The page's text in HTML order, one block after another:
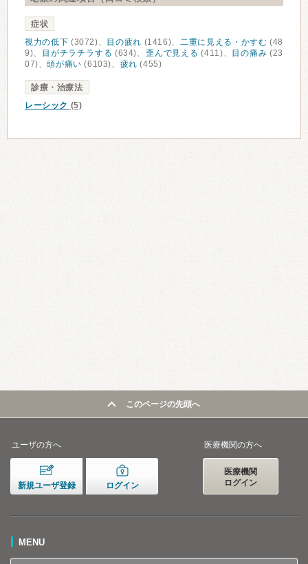
症状
視力の低下 (3072)、 目の疲れ (1416)、 二重に見える・かすむ (48
9)、
目がチラチラする (634)、歪んで見える (411)、 目の痛み (23
07)、頭が痛い (6103)、 疲れ (455)
診療・治療法
レーシック (5)
このページの先頭へ
ユーザの方へ
新規ユーザ登録 ログイン
医療機関の方へ
医療機関
ログイン
MENU